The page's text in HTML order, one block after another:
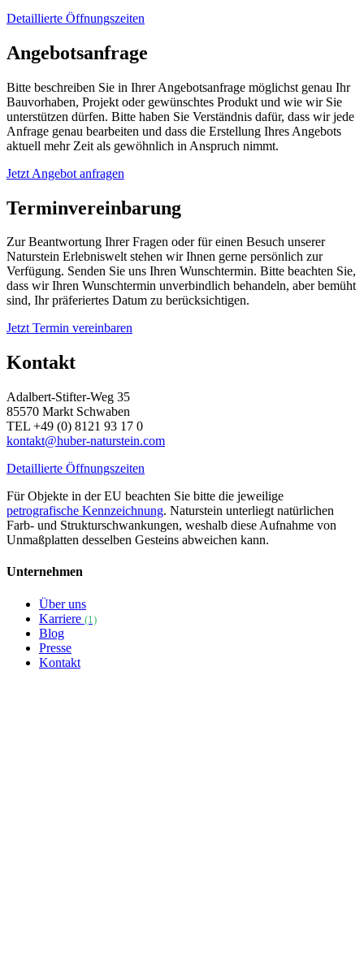
Detaillierte Öffnungszeiten
Angebotsanfrage
Bitte beschreiben Sie in Ihrer Angebotsanfrage möglichst genau Ihr
Bauvorhaben, Projekt oder gewünschtes Produkt und wie wir Sie
unterstützen dürfen. Bitte haben Sie Verständnis dafür, dass wir jede
Anfrage genau bearbeiten und dass die Erstellung Ihres Angebots
aktuell mehr Zeit als gewöhnlich in Anspruch nimmt.
Jetzt Angebot anfragen
Terminvereinbarung
Zur Beantwortung Ihrer Fragen oder für einen Besuch unserer
Naturstein Erlebniswelt stehen wir Ihnen gerne persönlich zur
Verfügung. Senden Sie uns Ihren Wunschtermin. Bitte beachten Sie,
dass wir Ihren Wunschtermin unverbindlich behandeln, aber bemüht
sind, Ihr präferiertes Datum zu berücksichtigen.
Jetzt Termin vereinbaren
Kontakt
Adalbert-Stifter-Weg 35
85570 Markt Schwaben
TEL +49 (0) 8121 93 17 0
kontakt@huber-naturstein.com
Detaillierte Öffnungszeiten
Für Objekte in der EU beachten Sie bitte die jeweilige
petrografische Kennzeichnung. Naturstein unterliegt natürlichen
Farb- und Strukturschwankungen, weshalb diese Aufnahme von
Unmaßplatten desselben Gesteins abweichen kann.
Unternehmen
Über uns
Karriere (1)
Blog
Presse
Kontakt